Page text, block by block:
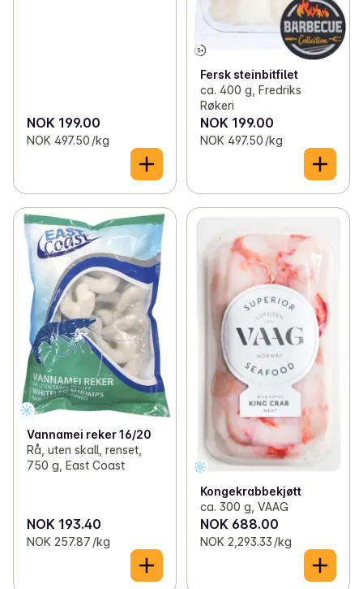
NOK 199.00
NOK 497.50 /kg
Fersk steinbitfilet
ca. 400 g, Fredriks
Røkeri
NOK 199.00
NOK 497.50 /kg
Vannamei reker 16/20
Rå, uten skall, renset,
750 g, East Coast
NOK 193.40
NOK 257.87 /kg
Kongekrabbekjøtt
ca. 300 g, VAAG
NOK 688.00
NOK 2,293.33 /kg